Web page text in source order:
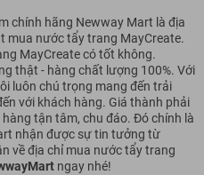
chính hãng Newway Mart là địa
mua nước tẩy trang MayCreate.
MayCreate có tốt không.
thật - hàng chất lượng 100%. Với
luôn chú trọng mang đến trải
với khách hàng. Giá thành phải
tận tâm, chu đáo. Đó chính là
nhận được sự tin tưởng từ
về địa chỉ mua nước tẩy trang
ngay nhé!